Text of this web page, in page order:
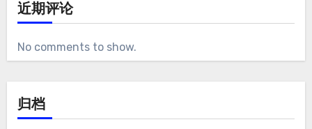
近期评论
No comments to show.
归档